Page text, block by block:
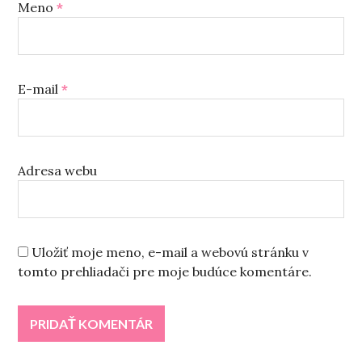
Meno*
E-mail*
Adresa webu
Uložiť moje meno, e-mail a webovú stránku v
tomto prehliadači pre moje budúce komentáre.